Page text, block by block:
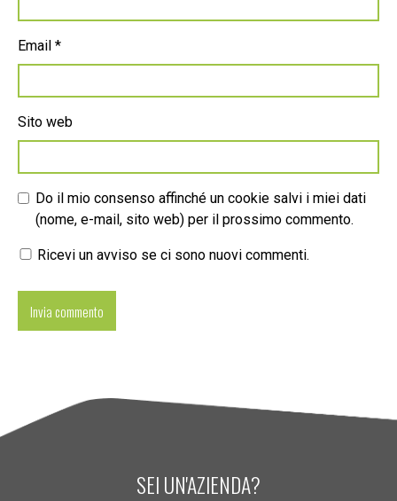
Email *
Sito web
Do il mio consenso affinché un cookie salvi i miei dati
(nome, e-mail, sito web) per il prossimo commento.
Ricevi un avviso se ci sono nuovi commenti.
SEI UN'AZIENDA?